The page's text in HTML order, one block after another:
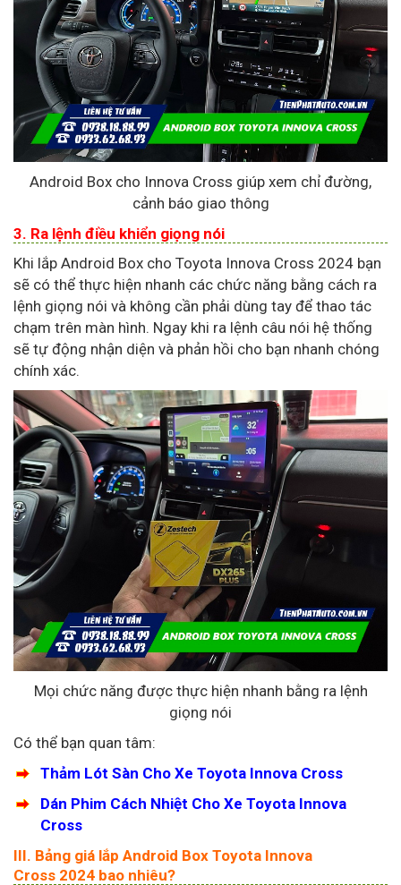
Android Box cho Innova Cross giúp xem chỉ đường,
cảnh báo giao thông
3. Ra lệnh điều khiển giọng nói
Khi lắp Android Box cho Toyota Innova Cross 2024 bạn
sẽ có thể thực hiện nhanh các chức năng bằng cách ra
lệnh giọng nói và không cần phải dùng tay để thao tác
chạm trên màn hình. Ngay khi ra lệnh câu nói hệ thống
sẽ tự động nhận diện và phản hồi cho bạn nhanh chóng
chính xác.
Mọi chức năng được thực hiện nhanh bằng ra lệnh
giọng nói
Có thể bạn quan tâm:
Thảm Lót Sàn Cho Xe Toyota Innova Cross
Dán Phim Cách Nhiệt Cho Xe Toyota Innova
Cross
III. Bảng giá lắp Android Box Toyota Innova
Cross 2024 bao nhiêu?